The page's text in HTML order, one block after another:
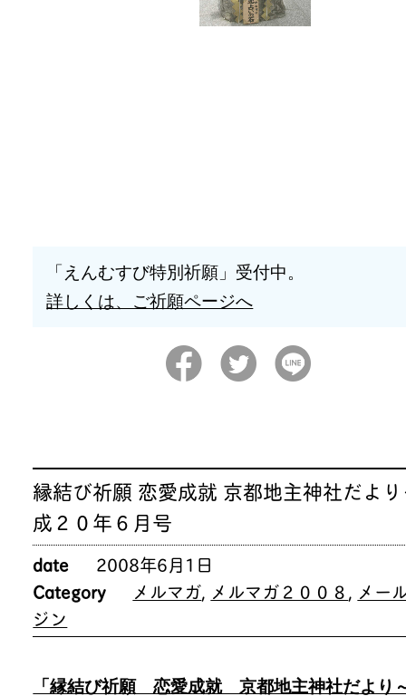
「えんむすび特別祈願」受付中。
詳しくは、ご祈願ページへ
縁結び祈願 恋愛成就 京都地主神社だよ
成２０年６月号
date
2008年6月1日
Category
メルマガ, メルマガ２００８, メー
ジン
「縁結び祈願 恋愛成就 京都地主神社だより